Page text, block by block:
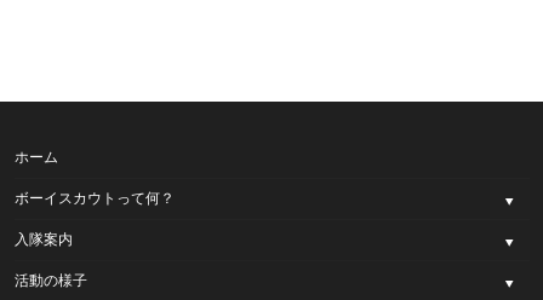
ホーム
ボーイスカウトって何？
入隊案内
活動の様子